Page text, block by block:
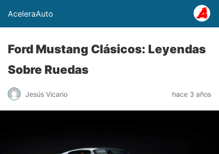
AceleraAuto
Ford Mustang Clásicos: Leyendas
Sobre Ruedas
Jesús Vicario hace 3 años